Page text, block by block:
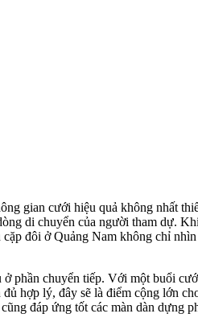
gian cưới hiệu quả không nhất
di chuyển của người tham dự.
đôi ở Quảng Nam không chỉ
phần chuyển tiếp. Với một buổi
hợp lý, đây sẽ là điểm cộng lớn
đáp ứng tốt các màn dàn dựng